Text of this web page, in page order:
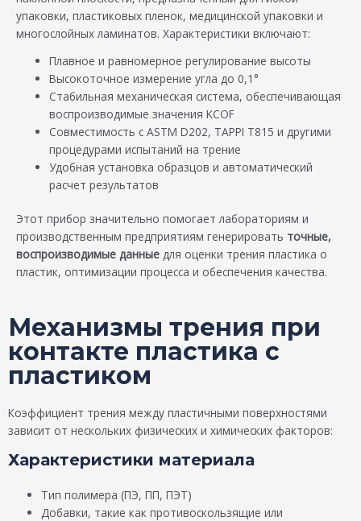
упаковки, пластиковых пленок, медицинской упаковки и
многослойных ламинатов. Характеристики включают:
Плавное и равномерное регулирование высоты
Высокоточное измерение угла до 0,1°
Стабильная механическая система, обеспечивающая
воспроизводимые значения KCOF
Совместимость с ASTM D202, TAPPI T815 и другими
процедурами испытаний на трение
Удобная установка образцов и автоматический
расчет результатов
Этот прибор значительно помогает лабораториям и
производственным предприятиям генерировать точные,
воспроизводимые данные для оценки трения пластика о
пластик, оптимизации процесса и обеспечения качества.
Механизмы трения при
контакте пластика с
пластиком
Коэффициент трения между пластичными поверхностями
зависит от нескольких физических и химических факторов:
Характеристики материала
Тип полимера (ПЭ, ПП, ПЭТ)
Добавки, такие как противоскользящие или